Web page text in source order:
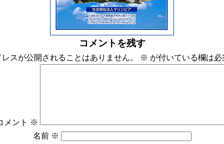
コメントを残す
スが公開されることはありません。 ※ が付いている欄は
メント ※
名前 ※